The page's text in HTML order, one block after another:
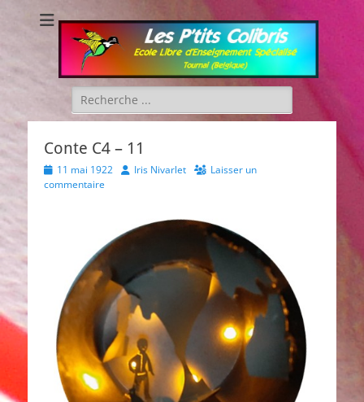
Les P'tits Colibris
Rechercher :
Conte C4 – 11
Posted
on
11 mai 1922 AuthorIris Nivarlet
Laisser un
commentaire